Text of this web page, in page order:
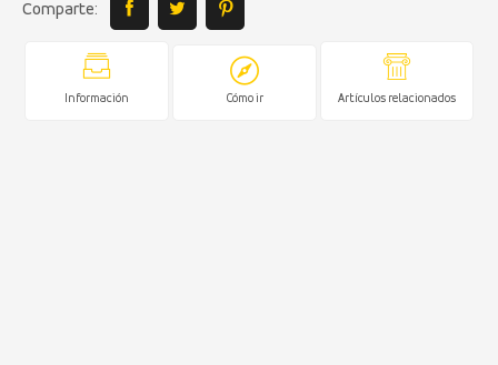
Comparte:
Información Cómo ir Artículos relacionados